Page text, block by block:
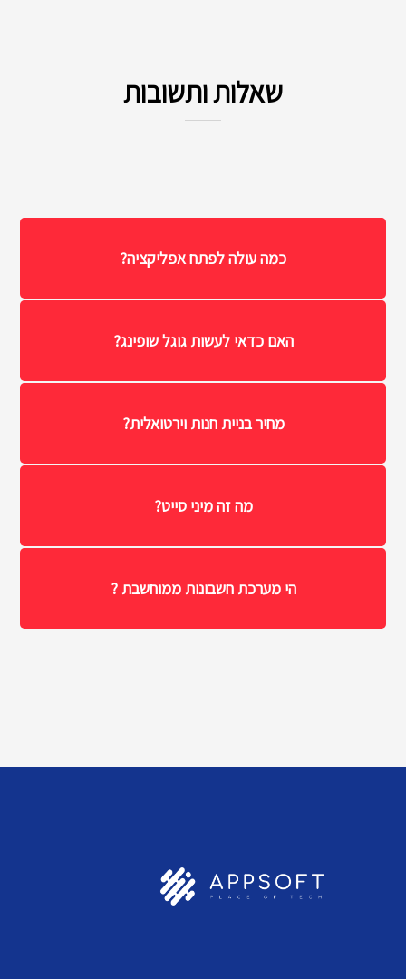
שאלות ותשובות
כמה עולה לפתח אפליקציה?
האם כדאי לעשות גוגל שופינג?
מחיר בניית חנות וירטואלית?
מה זה מיני סייט?
הי מערכת חשבונות ממוחשבת ?